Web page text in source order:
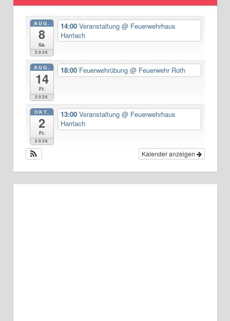
AUG.
8
Sa.
2026
14:00Veranstaltung@ Feuerwehrhaus
Harrlach
AUG.
14
Fr.
2026
18:00 Feuerwehrübung@ Feuerwehr Roth
OKT.
2
Fr.
2026
13:00Veranstaltung@ Feuerwehrhaus
Harrlach
Kalender anzeigen